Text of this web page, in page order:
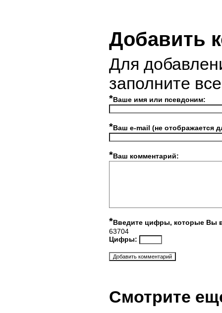
Добавить
Для
заполните
*Ваше имя или псевдоним:
*Ваш e-mail (не отображается
*Ваш комментарий:
*Введите цифры, которые Вы
63704
Цифры:
Смотрите